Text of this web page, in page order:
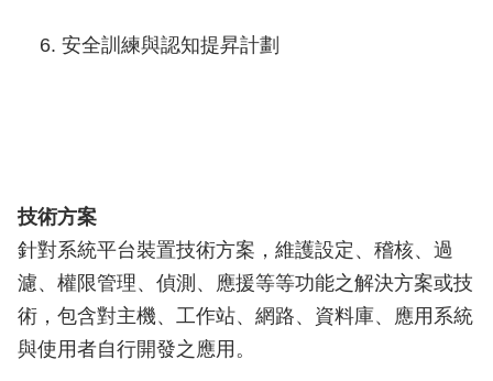
安全訓練與認知提昇計劃
技術方案
針對系統平台裝置技術方案，維護設定、稽核、過
濾、權限管理、偵測、應援等等功能之解決方案或技
術，包含對主機、工作站、網路、資料庫、應用系統
與使用者自行開發之應用。